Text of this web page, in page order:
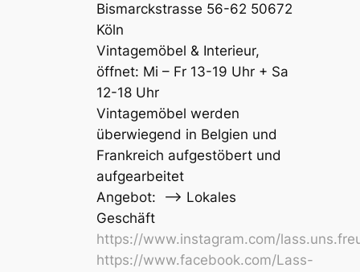
Bismarckstrasse 56-62 50672
Köln
Vintagemöbel & Interieur,
öffnet: Mi – Fr 13-19 Uhr + Sa
12-18 Uhr
Vintagemöbel werden
überwiegend in Belgien und
Frankreich aufgestöbert und
aufgearbeitet
Angebot: –> Lokales
Geschäft
https://www.instagram.com/
https://www.facebook.com/Lass-